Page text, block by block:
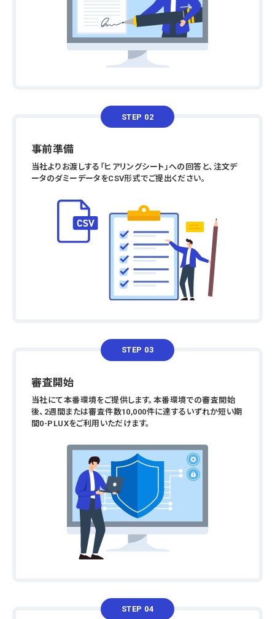
STEP 02
事前準備
当社よりお渡しする「ヒアリングシート」への回答と、注文デ
ータのダミーデータをCSV形式でご提出ください。
STEP 03
審査開始
当社にて本番環境をご提供します。本番環境での審査開始
後、2週間または審査件数10,000件に達するいずれか短い期
間0-PLUXをご利用いただけます。
STEP 04